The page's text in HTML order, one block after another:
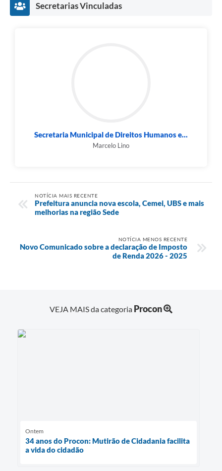
Secretarias Vinculadas
Secretaria Municipal de Direitos Humanos e...
Marcelo Lino
NOTÍCIA MAIS RECENTE
Prefeitura anuncia nova escola, Cemei, UBS e mais
melhorias na região Sede
NOTÍCIA MENOS RECENTE
Novo Comunicado sobre a declaração de Imposto
de Renda 2026 - 2025
VEJA MAIS da categoria Procon
Ontem
34 anos do Procon: Mutirão de Cidadania facilita
a vida do cidadão